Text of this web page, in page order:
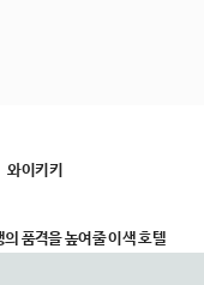
와이키키
의 품격을 높여줄 이색 호텔